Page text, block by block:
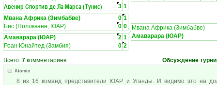
Авенир Спортив де Ла Марса (Тунис) 3 1
Мвана Африка (Зимбабве) 0 1
Бис (Полокване, ЮАР)
0 0
Амаварара (ЮАР)
2 1
Роан Юнайтед (Замбия)
0 2
Мвана Африка (Зимбабве)
Амаварара (ЮАР)
Всего: 7 комментариев Обсуждение
Atomic
8 из 16 команд представители ЮАР и Уганды. И видимо это на